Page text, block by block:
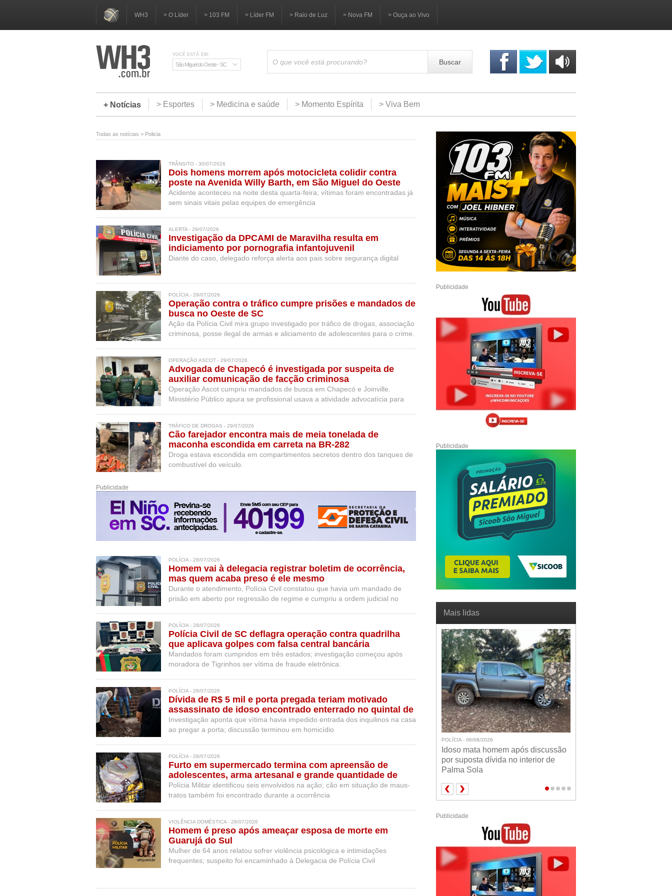
WH3 > O Líder > 103 FM > Líder FM > Raio de Luz > Nova FM > Ouça ao Vivo
VOCÊ ESTÁ EM:
São Miguel do Oeste - SC Buscar
+ Notícias
> Esportes > Medicina e saúde > Momento Espírita > Viva Bem
Todas as notícias > Policia
TRÂNSITO - 30/07/2026
Dois homens morrem após motocicleta colidir contra
poste na Avenida Willy Barth, em São Miguel do Oeste
Acidente aconteceu na noite desta quarta-feira; vítimas foram encontradas já
sem sinais vitais pelas equipes de emergência
ALERTA - 29/07/2026
Investigação da DPCAMI de Maravilha resulta em
indiciamento por pornografia infantojuvenil
Diante do caso, delegado reforça alerta aos pais sobre segurança digital
POLÍCIA - 29/07/2026
Operação contra o tráfico cumpre prisões e mandados de
busca no Oeste de SC
Ação da Polícia Civil mira grupo investigado por tráfico de drogas, associação
criminosa, posse ilegal de armas e aliciamento de adolescentes para o crime.
OPERAÇÃO ASCOT - 29/07/2026
Advogada de Chapecó é investigada por suspeita de
auxiliar comunicação de facção criminosa
Operação Ascot cumpriu mandados de busca em Chapecó e Joinville.
Ministério Público apura se profissional usava a atividade advocatícia para
TRÁFICO DE DROGAS - 29/07/2026
Cão farejador encontra mais de meia tonelada de
maconha escondida em carreta na BR-282
Droga estava escondida em compartimentos secretos dentro dos tanques de
combustível do veículo.
Publicidade
POLÍCIA - 28/07/2026
Homem vai à delegacia registrar boletim de ocorrência,
mas quem acaba preso é ele mesmo
Durante o atendimento, Polícia Civil constatou que havia um mandado de
prisão em aberto por regressão de regime e cumpriu a ordem judicial no
POLÍCIA - 28/07/2026
Polícia Civil de SC deflagra operação contra quadrilha
que aplicava golpes com falsa central bancária
Mandados foram cumpridos em três estados; investigação começou após
moradora de Tigrinhos ser vítima de fraude eletrônica.
POLÍCIA - 28/07/2026
Dívida de R$ 5 mil e porta pregada teriam motivado
assassinato de idoso encontrado enterrado no quintal de
casa em Pinhalzinho
Investigação aponta que vítima havia impedido entrada dos inquilinos na casa
ao pregar a porta; discussão terminou em homicídio
POLÍCIA - 28/07/2026
Furto em supermercado termina com apreensão de
adolescentes, arma artesanal e grande quantidade de
mercadorias em Campo Erê
Polícia Militar identificou seis envolvidos na ação; cão em situação de maus-
tratos também foi encontrado durante a ocorrência
VIOLÊNCIA DOMÉSTICA - 28/07/2026
Homem é preso após ameaçar esposa de morte em
Guarujá do Sul
Mulher de 64 anos relatou sofrer violência psicológica e intimidações
frequentes; suspeito foi encaminhado à Delegacia de Polícia Civil
Publicidade
Publicidade
Mais lidas
POLÍCIA - 06/08/2026
Idoso mata homem após discussão
por suposta dívida no interior de
Palma Sola
Publicidade